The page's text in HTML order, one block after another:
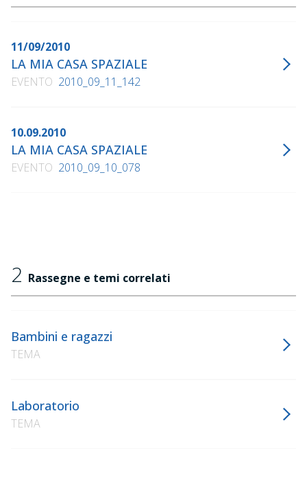
11/09/2010
LA MIA CASA SPAZIALE
EVENTO 2010_09_11_142
10.09.2010
LA MIA CASA SPAZIALE
EVENTO 2010_09_10_078
2 Rassegne e temi correlati
Bambini e ragazzi
TEMA
Laboratorio
TEMA